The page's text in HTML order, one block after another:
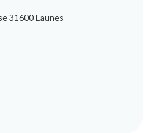
31600 Eaunes